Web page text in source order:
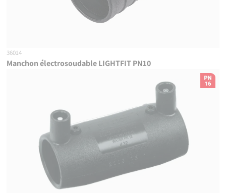
36014
Manchon électrosoudable LIGHTFIT PN10